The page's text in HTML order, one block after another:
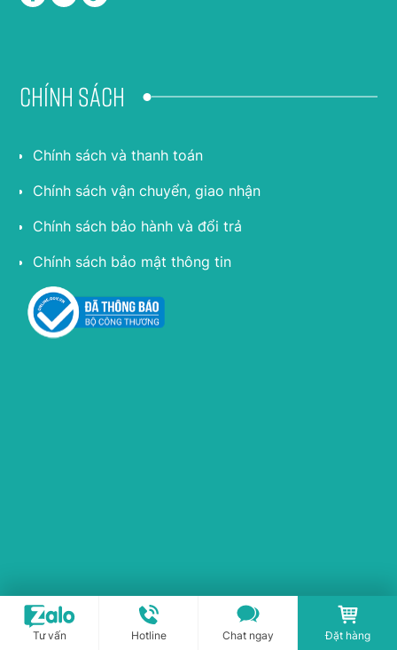
Chính sách
Chính sách và thanh toán
Chính sách vận chuyển, giao nhận
Chính sách bảo hành và đổi trả
Chính sách bảo mật thông tin
Copyright © 2017-2026 PLASMAKARE.VN All rights
Tư vấn Hotline Chat ngay Đặt hàng